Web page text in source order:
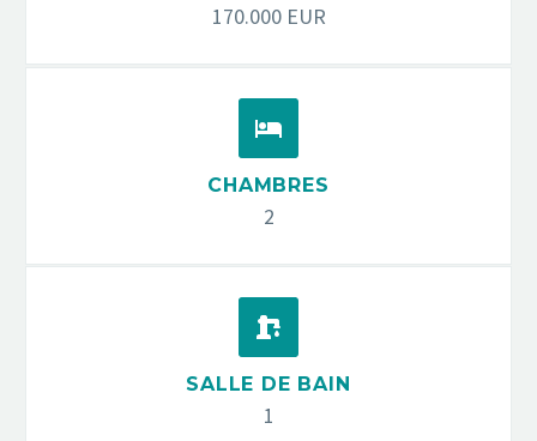
170.000 EUR


CHAMBRES
2


SALLE DE BAIN
1